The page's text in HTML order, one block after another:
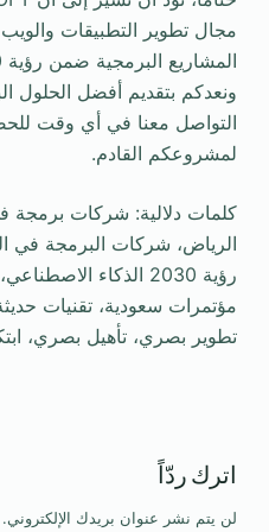
مجال تطوير التطبيقات
ونعدكم بتقديم أفضل الحلول
التواصل معنا في أي وقت
لمشروعكم القادم.
كلمات دلالية: شركات
الرياض، شركات البرمجة في
رؤية 2030 الذكاء
مؤتمرات سعودية، تقنيات
تطوير بصري، تأهيل بصري،
اترك ردّاً
لن يتم نشر عنوان بريدك الإلكتروني.